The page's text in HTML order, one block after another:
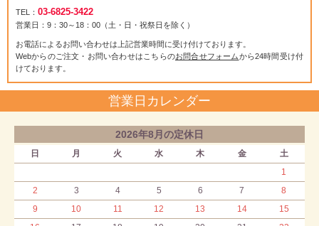
TEL： 03-6825-3422
営業日：9：30～18：00（土・日・祝祭日を除く）
お電話によるお問い合わせは上記営業時間に受け付けております。
Webからのご注文・お問い合わせはこちらのお問合せフォームから24時間受け付
けております。
営業日カレンダー
2026年8月の定休日
日 月 火 水 木 金
土
1
2
3 4 5 6 7
8
9
10 11 12 13 14
15